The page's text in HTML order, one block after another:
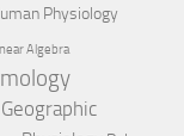
Physiology
Algebra